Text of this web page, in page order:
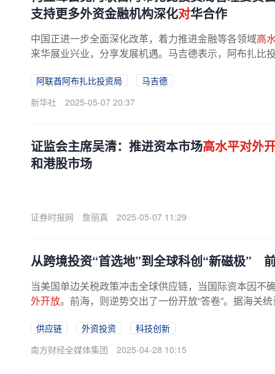
支持更多外资金融机构深化对华合作
中国正进一步全面深化改革，着力推进金融等各领域高
来华展业兴业，分享发展机遇。马吉德表示，阿布扎比
阿联酋阿布扎比投资局
马吉德
新华社
2025-05-07 20:37
证监会主席吴清：推进资本市场高水平对外
和港股市场
证券时报网 詹丽真 2025-05-07 11:29
从跨境投资“首选地”到全球科创“新磁极”
当美国单边关税政策冲击全球供应链，当国际资本因
外开放。前海，则逆势交出了一份开放“答卷”。据海关
供应链 外资投资
科技创新
南方财经全媒体集团
2025-04-28 10:15